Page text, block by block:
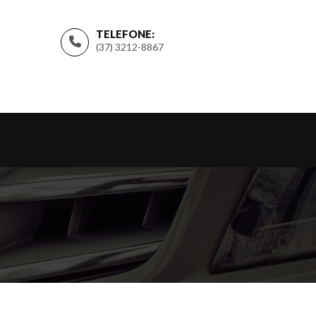
TELEFONE:
(37) 3212-8867